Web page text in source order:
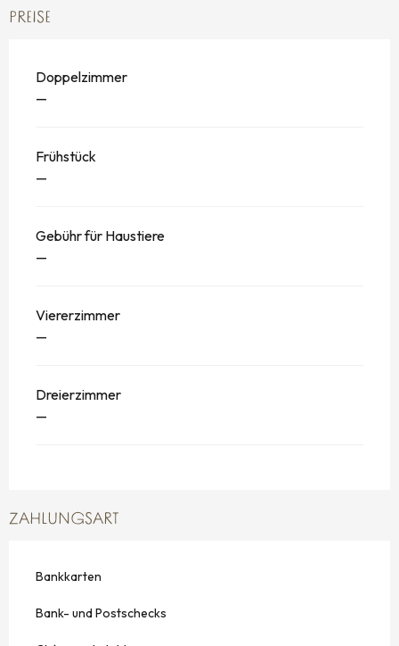
PREISE
Doppelzimmer
—
Frühstück
—
Gebühr für Haustiere
—
Viererzimmer
—
Dreierzimmer
—
ZAHLUNGSART
Bankkarten
Bank- und Postschecks